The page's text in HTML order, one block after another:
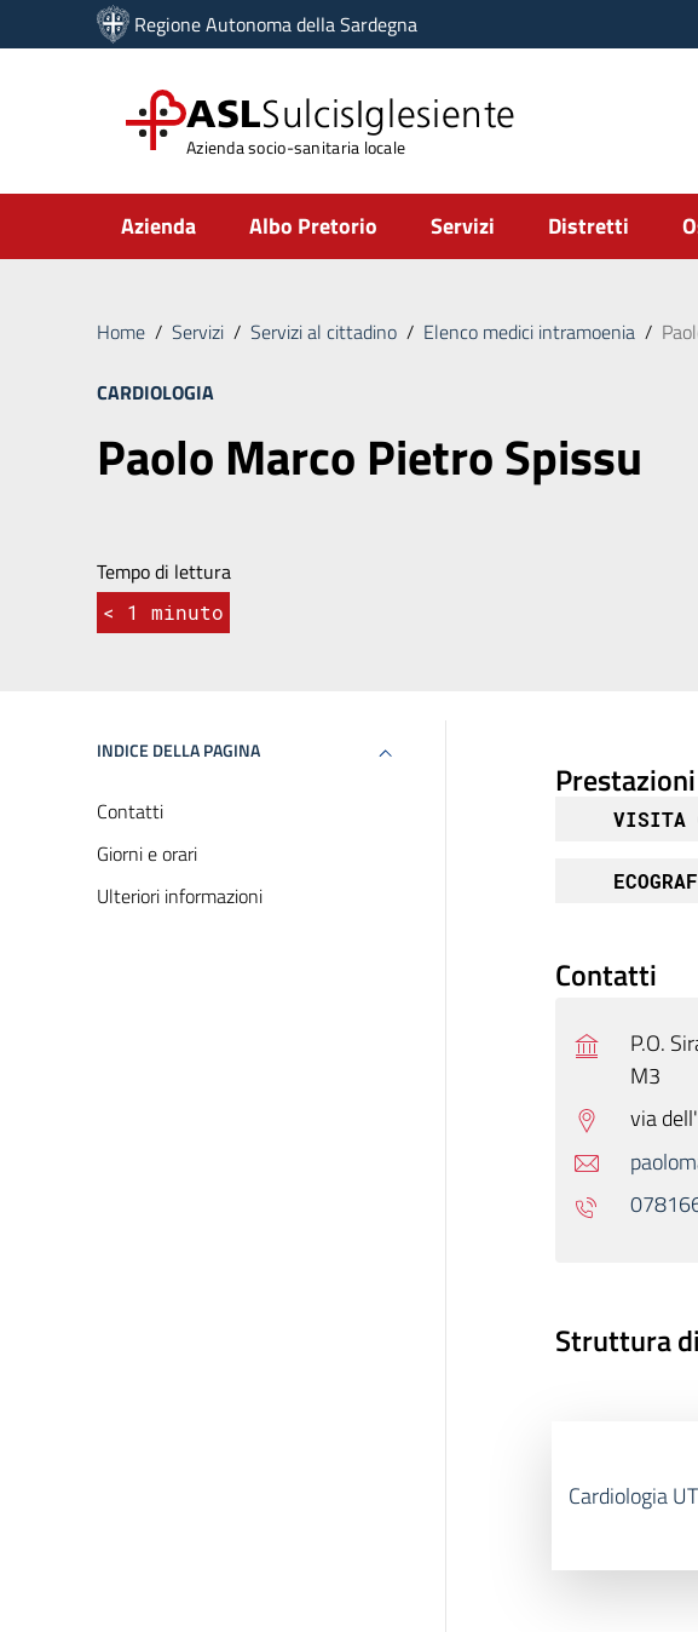
Vai ai contenuti
Vai al menu di navigazione
Regione Autonoma della Sardegna
ASLSulcisIglesiente
Azienda socio-sanitaria locale
Submenu
Azienda Albo Pretorio Servizi Distretti
Home / Servizi / Servizi al cittadino / Elenco medici intramoenia /
CARDIOLOGIA
Paolo Marco Pietro Spissu
Tempo di lettura
< 1 minuto
INDICE DELLA PAGINA
Contatti
Giorni e orari
Ulteriori informazioni
Prestazioni
VISITA
Contatti
P.O.
M3
via
Struttura
Cardiologia